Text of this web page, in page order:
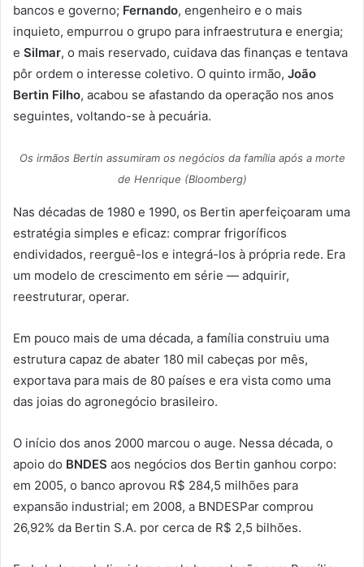
bancos e governo; Fernando, engenheiro e o mais
inquieto, empurrou o grupo para infraestrutura e energia;
e Silmar, o mais reservado, cuidava das finanças e tentava
pôr ordem o interesse coletivo. O quinto irmão, João
Bertin Filho, acabou se afastando da operação nos anos
seguintes, voltando-se à pecuária.
Os irmãos Bertin assumiram os negócios da família após a morte
de Henrique (Bloomberg)
Nas décadas de 1980 e 1990, os Bertin aperfeiçoaram uma
estratégia simples e eficaz: comprar frigoríficos
endividados, reerguê-los e integrá-los à própria rede. Era
um modelo de crescimento em série — adquirir,
reestruturar, operar.
Em pouco mais de uma década, a família construiu uma
estrutura capaz de abater 180 mil cabeças por mês,
exportava para mais de 80 países e era vista como uma
das joias do agronegócio brasileiro.
O início dos anos 2000 marcou o auge. Nessa década, o
apoio do BNDES aos negócios dos Bertin ganhou corpo:
em 2005, o banco aprovou R$ 284,5 milhões para
expansão industrial; em 2008, a BNDESPar comprou
26,92% da Bertin S.A. por cerca de R$ 2,5 bilhões.